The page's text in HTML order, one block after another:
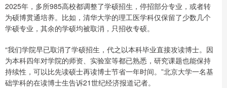
2025年，多所985高校都调整了学硕招生，停招部分专业，或者转
为硕博贯通培养。比如，清华大学的理工医学科仅保留了少数几个
学硕专业，其余的学硕均被取消，只招收专硕。
“我们学院早已取消了学硕招生，代之以本科毕业直接攻读博士。因
为本科四年对学院的师资、实验室等都已熟悉，研究课题也能保持
持续性，可以比先读硕士再读博士节省一年时间。”北京大学一名基
础学科的在读博士生告诉21世纪经济报道记者。